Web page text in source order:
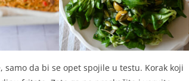
samo da bi se opet spojile u testu. Korak koji